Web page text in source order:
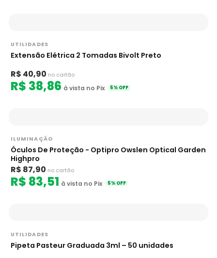
UTILIDADES
Extensão Elétrica 2 Tomadas Bivolt Preto
R$ 40,90 no cartão
R$ 38,86 à vista no Pix 5% OFF
ILUMINAÇÃO
Óculos De Proteção - Optipro Owslen Optical Garden
Highpro
R$ 87,90 no cartão
R$ 83,51 à vista no Pix 5% OFF
UTILIDADES
Pipeta Pasteur Graduada 3ml – 50 unidades